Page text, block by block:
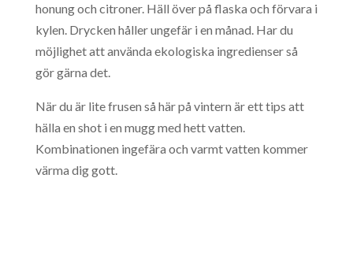
honung och citroner. Häll över på flaska och förvara i
kylen. Drycken håller ungefär i en månad. Har du
möjlighet att använda ekologiska ingredienser så
gör gärna det.
När du är lite frusen så här på vintern är ett tips att
hälla en shot i en mugg med hett vatten.
Kombinationen ingefära och varmt vatten kommer
värma dig gott.